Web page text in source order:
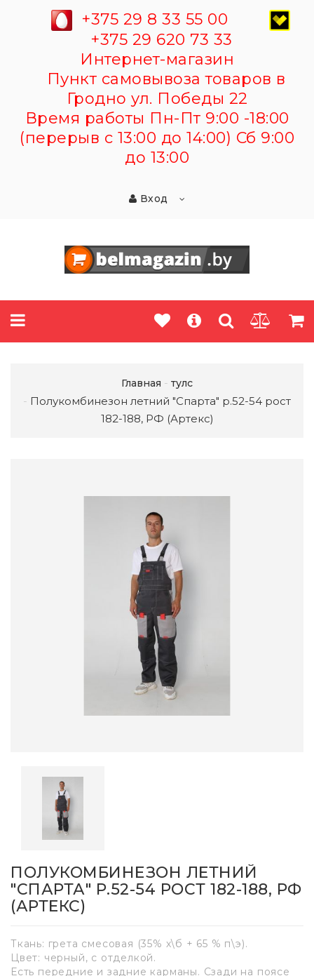
+375 29 8 33 55 00
+375 29 620 73 33
Интернет-магазин
Пункт самовывоза товаров в
Гродно ул. Победы 22
Время работы Пн-Пт 9:00 -18:00
(перерыв с 13:00 до 14:00) Сб 9:00
до 13:00
Вход
Главная тулс
Полукомбинезон летний "Спарта" р.52-54 рост
182-188, РФ (Артекс)
ПОЛУКОМБИНЕЗОН ЛЕТНИЙ
"СПАРТА" Р.52-54 РОСТ 182-188, РФ
(АРТЕКС)
Ткань: грета смесовая (35% х\б + 65 % п\э).
Цвет: черный, с отделкой.
Есть передние и задние карманы. Сзади на поясе